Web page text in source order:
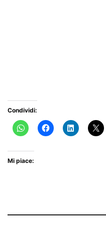
Condividi:
Mi piace: